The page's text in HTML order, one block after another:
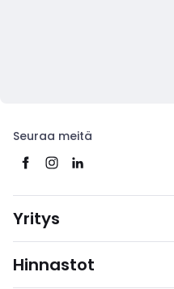
Seuraa meitä
Yritys
Hinnastot